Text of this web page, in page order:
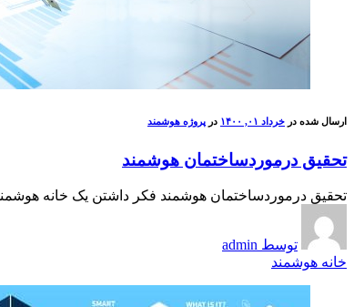
ارسال شده در خرداد ۰۱, ۱۴۰۰ در پروژه هوشمند
تحقیق درموردساختمان هوشمند
تحقیق درموردساختمان هوشمند فکر داشتن یک خانه
توسط admin
خانه هوشمند